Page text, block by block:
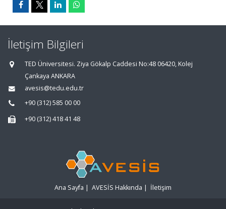
İletişim Bilgileri
TED Üniversitesi. Ziya Gökalp Caddesi No:48 06420, Kolej
Çankaya ANKARA
avesis@tedu.edu.tr
+90 (312) 585 00 00
+90 (312) 418 41 48
Ana Sayfa | AVESİS Hakkında | İletişim